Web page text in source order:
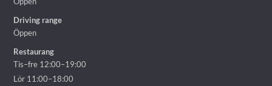
Driving range
Öppen
Restaurang
Tis–fre 12:00–19:00
Lör 11:00–18:00